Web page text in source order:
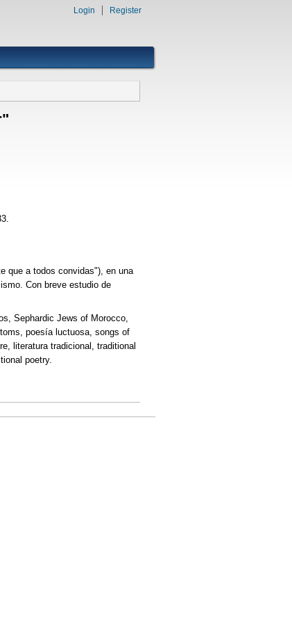
Login Register
que a todos convidas"), en una
Con breve estudio de
Sephardic Jews of Morocco,
poesía luctuosa, songs of
literatura tradicional, traditional
poetry.